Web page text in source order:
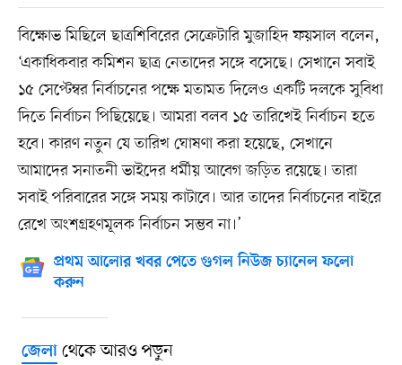
বিক্ষোভ মিছিলে ছাত্রশিবিরের সেক্রেটারি মুজাহিদ ফয়সাল বলেন,
‘একাধিকবার কমিশন ছাত্র নেতাদের সঙ্গে বসেছে। সেখানে সবাই
১৫ সেপ্টেম্বর নির্বাচনের পক্ষে মতামত দিলেও একটি দলকে সুবিধা
দিতে নির্বাচন পিছিয়েছে। আমরা বলব ১৫ তারিখেই নির্বাচন হতে
হবে। কারণ নতুন যে তারিখ ঘোষণা করা হয়েছে, সেখানে
আমাদের সনাতনী ভাইদের ধর্মীয় আবেগ জড়িত রয়েছে। তারা
সবাই পরিবারের সঙ্গে সময় কাটাবে। আর তাদের নির্বাচনের বাইরে
রেখে অংশগ্রহণমূলক নির্বাচন সম্ভব না।’
প্রথম আলোর খবর পেতে গুগল নিউজ চ্যানেল ফলো
করুন
জেলাথেকে আরও পড়ুন